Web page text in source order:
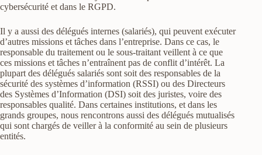
cybersécurité et dans le RGPD.
Il y a aussi des délégués internes (salariés), qui peuvent exécuter
d’autres missions et tâches dans l’entreprise. Dans ce cas, le
responsable du traitement ou le sous-traitant veillent à ce que
ces missions et tâches n’entraînent pas de conflit d’intérêt. La
plupart des délégués salariés sont soit des responsables de la
sécurité des systèmes d’information (RSSI) ou des Directeurs
des Systèmes d’Information (DSI) soit des juristes, voire des
responsables qualité. Dans certaines institutions, et dans les
grands groupes, nous rencontrons aussi des délégués mutualisés
qui sont chargés de veiller à la conformité au sein de plusieurs
entités.